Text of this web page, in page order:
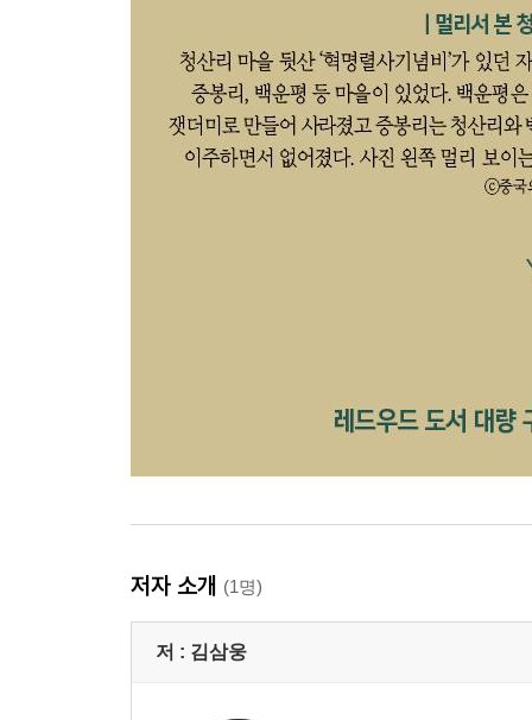
저자 소개 (1명)
저 : 김삼웅